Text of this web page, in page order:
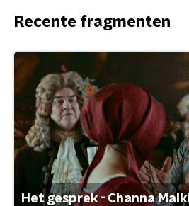
Recente fragmenten
Het gesprek - Channa